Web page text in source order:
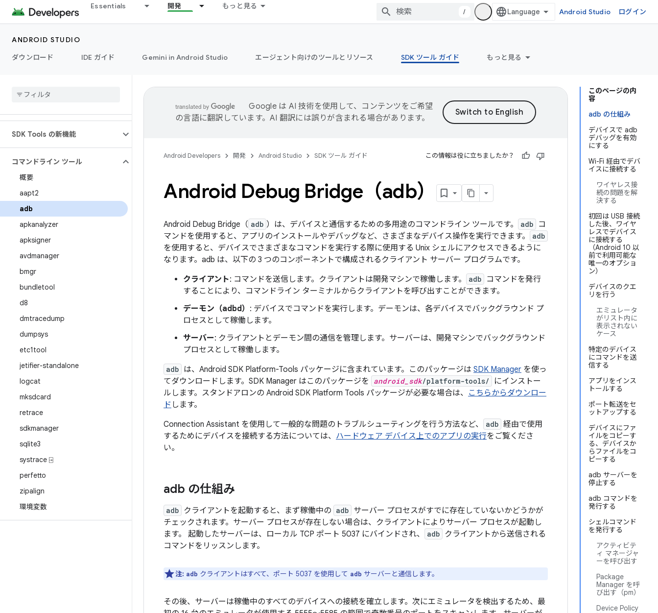
Essentials 開発 もっと見る
/ Android Studio ログイン
ANDROID STUDIO
ダウンロード
IDE ガイド Gemini in Android Studio エージェント向けのツールとリソース SDK ツール ガイド もっと見る
SDK Tools の新機能
コマンドライン ツール
概要
aapt2
adb
apkanalyzer
apksigner
avdmanager
bmgr
bundletool
d8
dmtracedump
dumpsys
etc1tool
jetifier-standalone
logcat
mksdcard
retrace
sdkmanager
sqlite3
systrace ⍈
perfetto
zipalign
環境変数
このページの内
容
adb の仕組み
デバイスで adb
デバッグを有効
にする
Wi-Fi 経由でデバ
イスに接続する
ワイヤレス接
続の問題を解
決する
初回は USB 接続
した後、ワイヤ
レスでデバイス
に接続する
（Android 10 以
前で利用可能な
唯一のオプショ
ン）
デバイスのクエ
リを行う
エミュレータ
がリスト内に
表示されない
ケース
特定のデバイス
にコマンドを送
信する
アプリをインス
トールする
ポート転送をセ
ットアップする
デバイスにファ
イルをコピーす
る、デバイスか
らファイルをコ
ピーする
adb サーバーを
停止する
adb コマンドを
発行する
シェルコマンド
を発行する
アクティビテ
ィ マネージャ
ーを呼び出す
Package
Manager を呼
び出す（pm）
Device Policy
Google は AI 技術を使用して、コンテンツをご希望
の言語に翻訳しています。AI 翻訳には誤りが含まれる場合があります。
Android Developers 開発 Android Studio SDK ツール ガイド この情報は役に立ちましたか？
Android Debug Bridge（adb）
Android Debug Bridge（ adb ）は、デバイスと通信するための多用途のコマンドライン ツールです。 adb
コ
マンドを使用すると、アプリのインストールやデバッグなど、さまざまなデバイス操作を実行できます。
adb
を使用すると、デバイスでさまざまなコマンドを実行する際に使用する Unix シェルにアクセスできるように
なります。adb は、以下の 3 つのコンポーネントで構成されるクライアント サーバー プログラムです。
クライアント: コマンドを送信します。クライアントは開発マシンで稼働します。 adb
コマンドを発行
することにより、コマンドライン ターミナルからクライアントを呼び出すことができます。
デーモン（adbd） : デバイスでコマンドを実行します。デーモンは、各デバイスでバックグラウンド プ
ロセスとして稼働します。
サーバー: クライアントとデーモン間の通信を管理します。サーバーは、開発マシンでバックグラウンド
プロセスとして稼働します。
adb は、Android SDK Platform-Tools パッケージに含まれています。このパッケージは SDK Manager を使っ
てダウンロードします。SDK Manager はこのパッケージを
android_sdk/platform-tools/
にインストー
ルします。スタンドアロンの Android SDK Platform Tools パッケージが必要な場合は、 こちらからダウンロー
ド します。
Connection Assistant を使用して一般的な問題のトラブルシューティングを行う方法など、
adb 経由で使用
するためにデバイスを接続する方法については、 ハードウェア デバイス上でのアプリの実行をご覧くださ
い。
adb の仕組み
adb クライアントを起動すると、まず稼働中の adb サーバー プロセスがすでに存在していないかどうかが
チェックされます。サーバー プロセスが存在しない場合は、クライアントによりサーバー プロセスが起動し
ます。 起動したサーバーは、ローカル TCP ポート 5037 にバインドされ、
adb
クライアントから送信される
コマンドをリッスンします。
注: adb クライアントはすべて、ポート 5037 を使用して adb サーバーと通信します。
その後、サーバーは稼働中のすべてのデバイスへの接続を確立します。次にエミュレータを検出するため、最